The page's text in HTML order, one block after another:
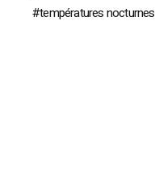
températures nocturnes